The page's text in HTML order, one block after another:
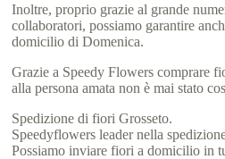
Inoltre, proprio grazie al grande
collaboratori, possiamo garantire
domicilio di Domenica.
Grazie a Speedy Flowers comprare
alla persona amata non è mai stato
Spedizione di fiori Grosseto.
Speedyflowers leader nella
Possiamo inviare fiori a domicilio in